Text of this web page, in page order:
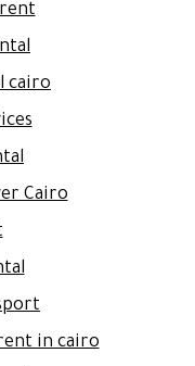
cairo
Cairo
in cairo